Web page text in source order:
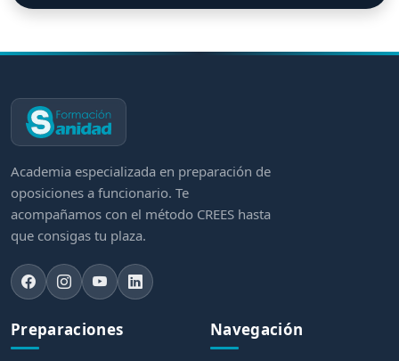
Academia especializada en preparación de
oposiciones a funcionario. Te
acompañamos con el método CREES hasta
que consigas tu plaza.
Preparaciones Navegación